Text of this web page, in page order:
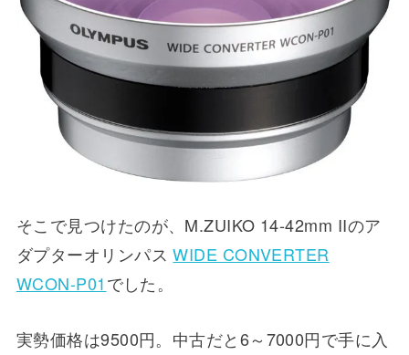
そこで見つけたのが、M.ZUIKO 14-42mm IIのア
ダプターオリンパスWIDE CONVERTER
WCON-P01でした。
実勢価格は9500円。中古だと6～7000円で手に入